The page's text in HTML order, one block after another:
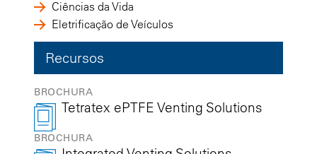
Ciências da Vida
Eletrificação de Veículos
Recursos
BROCHURA
Tetratex ePTFE Venting Solutions
BROCHURA